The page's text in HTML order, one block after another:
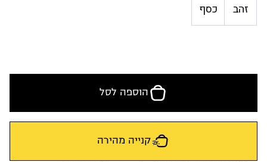
זהב כסף
הוספה לסל
קנייה מהירה